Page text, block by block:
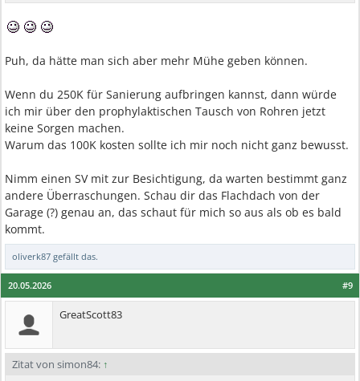
Puh, da hätte man sich aber mehr Mühe geben können.
Wenn du 250K für Sanierung aufbringen kannst, dann würde
ich mir über den prophylaktischen Tausch von Rohren jetzt
keine Sorgen machen.
Warum das 100K kosten sollte ich mir noch nicht ganz bewusst.
Nimm einen SV mit zur Besichtigung, da warten bestimmt ganz
andere Überraschungen. Schau dir das Flachdach von der
Garage (?) genau an, das schaut für mich so aus als ob es bald
kommt.
oliverk87 gefällt das.
#9
20.05.2026
GreatScott83
Zitat von simon84: ↑